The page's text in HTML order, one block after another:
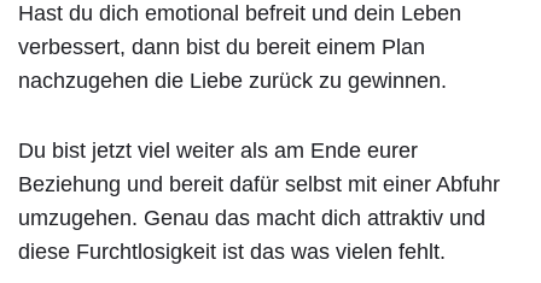
Hast du dich emotional befreit und dein Leben
verbessert, dann bist du bereit einem Plan
nachzugehen die Liebe zurück zu gewinnen.
Du bist jetzt viel weiter als am Ende eurer
Beziehung und bereit dafür selbst mit einer Abfuhr
umzugehen. Genau das macht dich attraktiv und
diese Furchtlosigkeit ist das was vielen fehlt.